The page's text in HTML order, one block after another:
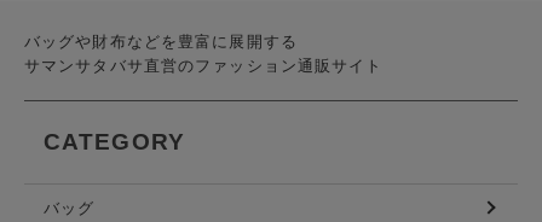
バッグや財布などを豊富に展開する
サマンサタバサ直営のファッション通販サイト
CATEGORY
バッグ